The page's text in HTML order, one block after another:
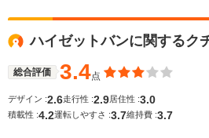
WLTCモード
燃費
排気量
-
657cc
-
ハイゼットバンに関するク
総合評価 3.4点
デザイン :2.6走行性 :2.9 居住性 :3.0
積載性 :4.2運転しやすさ :3.7維持費 :3.7